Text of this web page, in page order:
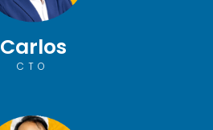
Carlos
CTO